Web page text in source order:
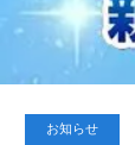
お知らせ